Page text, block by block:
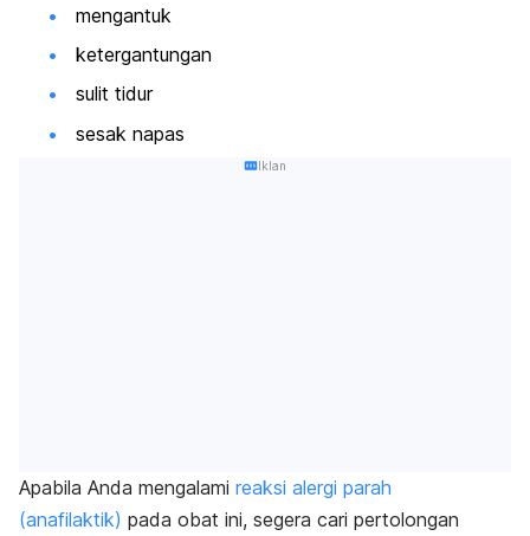
mengantuk
ketergantungan
sulit tidur
sesak napas
Iklan
Apabila Anda mengalami reaksi alergi parah
(anafilaktik) pada obat ini, segera cari pertolongan